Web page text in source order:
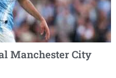
Manchester City